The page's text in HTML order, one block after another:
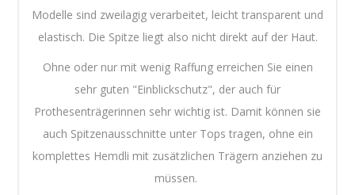
Modelle sind zweilagig verarbeitet, leicht transparent und
elastisch. Die Spitze liegt also nicht direkt auf der Haut.
Ohne oder nur mit wenig Raffung erreichen Sie einen
sehr guten "Einblickschutz", der auch für
Prothesenträgerinnen sehr wichtig ist. Damit können sie
auch Spitzenausschnitte unter Tops tragen, ohne ein
komplettes Hemdli mit zusätzlichen Trägern anziehen zu
müssen.